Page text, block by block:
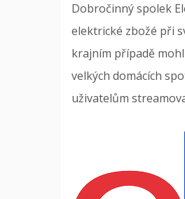
Dobročinný spolek
elektrické zbožé při
krajním případě
velkých domácích
uživatelům